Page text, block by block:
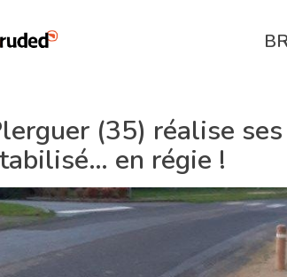
(35) réalise
en régie !